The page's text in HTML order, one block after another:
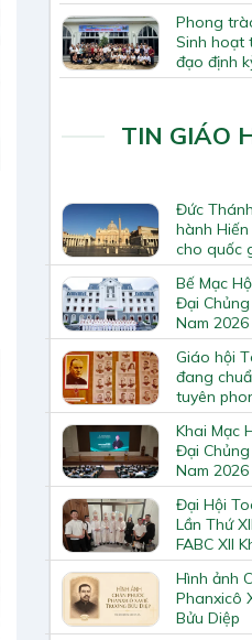
Phong
Sinh hoạt
đạo định
7/2026
TIN GIÁO
Đức
hành
cho quốc
Vatican
Bế Mạc
Đại
Nam 2026
Việc Cuối
Giáo hội
đang
tuyên
phước và
cho 3.344
Khai Mạc
Đại
Nam
Tâm Mục
Phận Vinh
Đại Hội
Lần Thứ
FABC XII
Mở Ra
Mới Cho
Châu Á
Hình ảnh
Phanxicô
Bửu Diệp